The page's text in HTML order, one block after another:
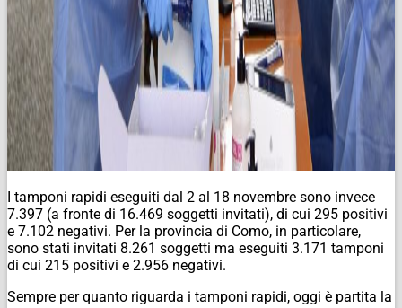
I tamponi rapidi eseguiti dal 2 al 18 novembre sono invece
7.397 (a fronte di 16.469 soggetti invitati), di cui 295 positivi
e 7.102 negativi. Per la provincia di Como, in particolare,
sono stati invitati 8.261 soggetti ma eseguiti 3.171 tamponi
di cui 215 positivi e 2.956 negativi.
Sempre per quanto riguarda i tamponi rapidi, oggi è partita la